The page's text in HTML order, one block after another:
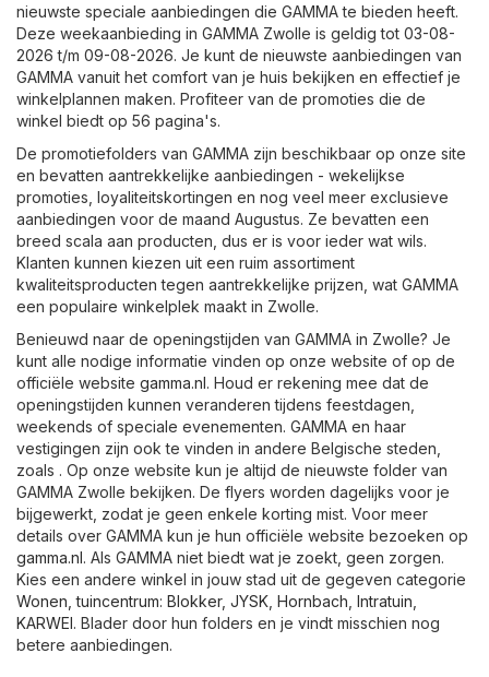
nieuwste speciale aanbiedingen die GAMMA te bieden heeft.
Deze weekaanbieding in GAMMA Zwolle is geldig tot 03-08-
2026 t/m 09-08-2026. Je kunt de nieuwste aanbiedingen van
GAMMA vanuit het comfort van je huis bekijken en effectief je
winkelplannen maken. Profiteer van de promoties die de
winkel biedt op 56 pagina's.
De promotiefolders van GAMMA zijn beschikbaar op onze site
en bevatten aantrekkelijke aanbiedingen - wekelijkse
promoties, loyaliteitskortingen en nog veel meer exclusieve
aanbiedingen voor de maand Augustus. Ze bevatten een
breed scala aan producten, dus er is voor ieder wat wils.
Klanten kunnen kiezen uit een ruim assortiment
kwaliteitsproducten tegen aantrekkelijke prijzen, wat GAMMA
een populaire winkelplek maakt in Zwolle.
Benieuwd naar de openingstijden van GAMMA in Zwolle? Je
kunt alle nodige informatie vinden op onze website of op de
officiële website gamma.nl. Houd er rekening mee dat de
openingstijden kunnen veranderen tijdens feestdagen,
weekends of speciale evenementen. GAMMA en haar
vestigingen zijn ook te vinden in andere Belgische steden,
zoals . Op onze website kun je altijd de nieuwste folder van
GAMMA Zwolle bekijken. De flyers worden dagelijks voor je
bijgewerkt, zodat je geen enkele korting mist. Voor meer
details over GAMMA kun je hun officiële website bezoeken op
gamma.nl. Als GAMMA niet biedt wat je zoekt, geen zorgen.
Kies een andere winkel in jouw stad uit de gegeven categorie
Wonen, tuincentrum: Blokker, JYSK Hornbach Intratuin
KARWEI. Blader door hun folders en je vindt misschien nog
betere aanbiedingen.